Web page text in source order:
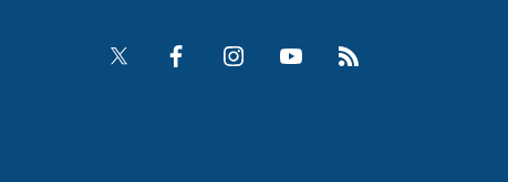
Twitter Facebook InstagramYouTube